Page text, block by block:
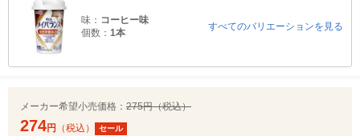
味： コーヒー味
個数： 1本
すべてのバリエーションを見る
メーカー希望小売価格： 275円（税込）
274円 （税込） セール